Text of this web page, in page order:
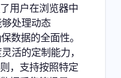
用户在浏览器中
处理动态
数据的全面性。
活的定制能力，
，支持按照特定